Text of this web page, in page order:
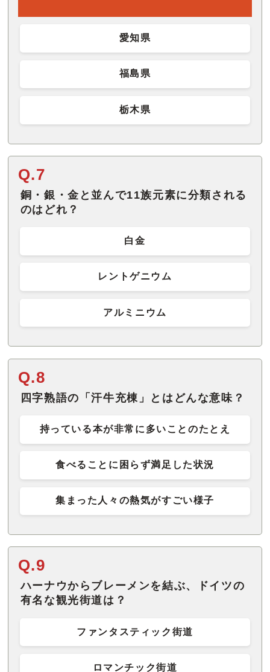
愛知県
福島県
栃木県
Q.7
銅・銀・金と並んで11族元素に分類される
のはどれ？
白金
レントゲニウム
アルミニウム
Q.8
四字熟語の「汗牛充棟」とはどんな意味？
持っている本が非常に多いことのたとえ
食べることに困らず満足した状況
集まった人々の熱気がすごい様子
Q.9
ハーナウからブレーメンを結ぶ、ドイツの
有名な観光街道は？
ファンタスティック街道
ロマンチック街道